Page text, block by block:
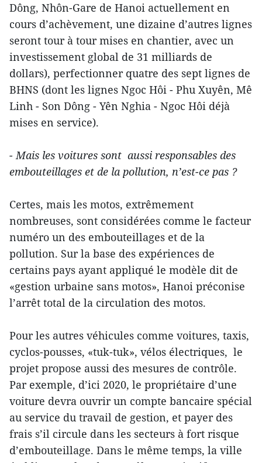
Dông, Nhôn-Gare de Hanoi actuellement en
cours d’achèvement, une dizaine d’autres lignes
seront tour à tour mises en chantier, avec un
investissement global de 31 milliards de
dollars), perfectionner quatre des sept lignes de
BHNS (dont les lignes Ngoc Hôi - Phu Xuyên, Mê
Linh - Son Dông - Yên Nghia - Ngoc Hôi déjà
mises en service).
- Mais les voitures sont aussi responsables des
embouteillages et de la pollution, n’est-ce pas ?
Certes, mais les motos, extrêmement
nombreuses, sont considérées comme le facteur
numéro un des embouteillages et de la
pollution. Sur la base des expériences de
certains pays ayant appliqué le modèle dit de
«gestion urbaine sans motos», Hanoi préconise
l’arrêt total de la circulation des motos.
Pour les autres véhicules comme voitures, taxis,
cyclos-pousses, «tuk-tuk», vélos électriques, le
projet propose aussi des mesures de contrôle.
Par exemple, d’ici 2020, le propriétaire d’une
voiture devra ouvrir un compte bancaire spécial
au service du travail de gestion, et payer des
frais s’il circule dans les secteurs à fort risque
d’embouteillage. Dans le même temps, la ville